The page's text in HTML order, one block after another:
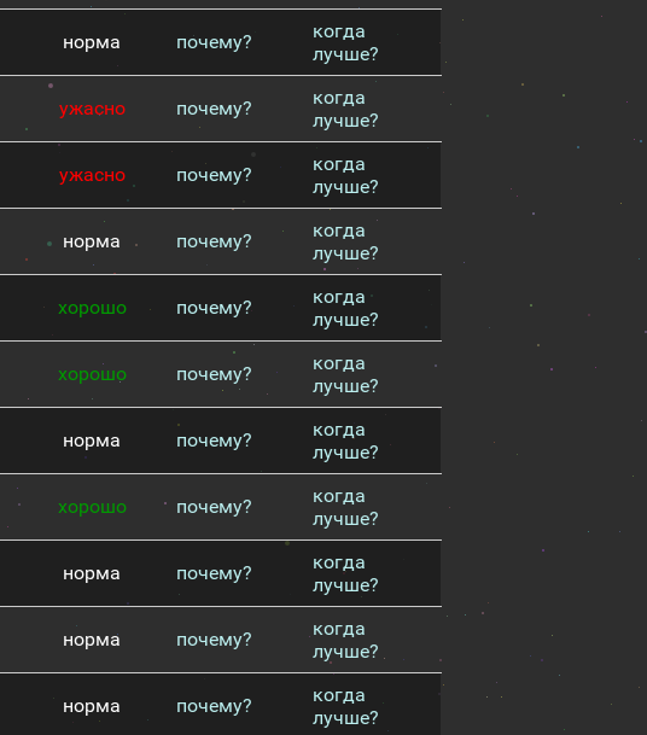
норма почему?
когда
лучше?
ужасно почему?
когда
лучше?
ужасно почему?
когда
лучше?
норма почему?
когда
лучше?
хорошо почему?
когда
лучше?
хорошо почему?
когда
лучше?
норма почему?
когда
лучше?
хорошо почему?
когда
лучше?
норма почему?
когда
лучше?
норма почему?
когда
лучше?
норма почему?
когда
лучше?